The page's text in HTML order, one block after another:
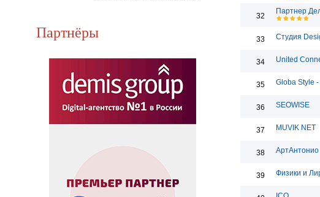
Партнёры
32
Партнер
33 Студия
34 United
35 Globa Style
36 SEOWISE
37 MUVIK NET
38 АртАнтонио
39 Физики и